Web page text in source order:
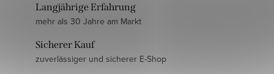
Langjährige Erfahrung
mehr als 30 Jahre am Markt
Sicherer Kauf
zuverlässiger und sicherer E-Shop